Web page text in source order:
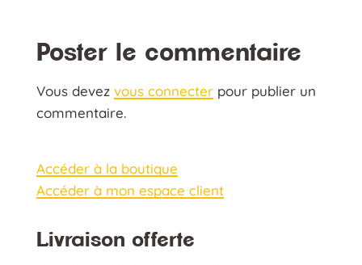
Poster le commentaire
Vous devez vous connecterpour publier un
commentaire.
Accéder à la boutique
Accéder à mon espace client
Livraison offerte